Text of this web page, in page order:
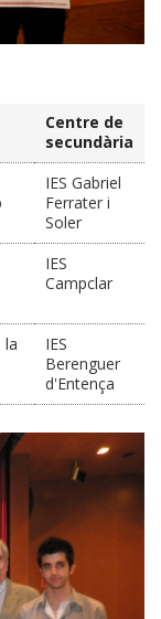
Centre de
secundària
IES Gabriel
Ferrater i
Soler
IES
Campclar
la
IES
Berenguer
d'Entença